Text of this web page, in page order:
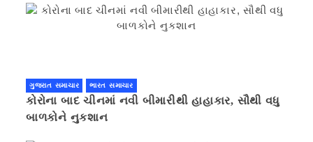
ગુજરાત સમાચાર ભારત સમાચાર
કોરોના બાદ ચીનમાં નવી બીમારીથી હાહાકાર, સૌથી વધુ
બાળકોને નુકશાન